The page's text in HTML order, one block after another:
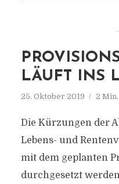
LÄUFT INS
25. Oktober 2019 2
Die Kürzungen der
Lebens- und
mit dem geplanten
durchgesetzt